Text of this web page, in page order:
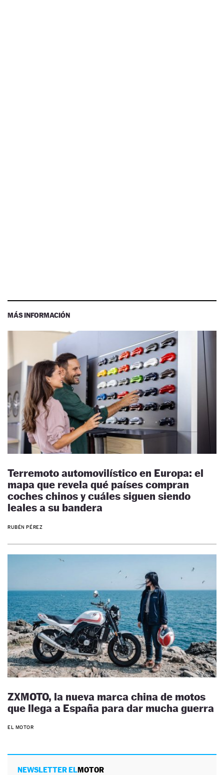
MÁS INFORMACIÓN
Terremoto automovilístico en Europa: el
mapa que revela qué países compran
coches chinos y cuáles siguen siendo
leales a su bandera
RUBÉN PÉREZ
ZXMOTO, la nueva marca china de motos
que llega a España para dar mucha guerra
EL MOTOR
NEWSLETTER ELMOTOR